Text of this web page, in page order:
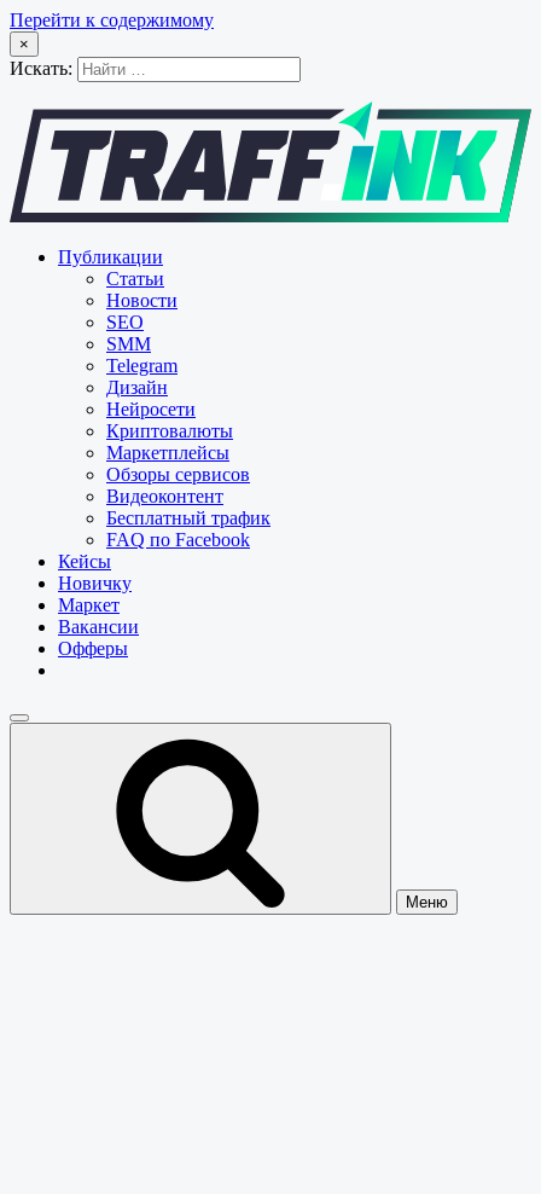
Перейти к содержимому
×
Искать:
Публикации
Статьи
Новости
SEO
SMM
Telegram
Дизайн
Нейросети
Криптовалюты
Маркетплейсы
Обзоры сервисов
Видеоконтент
Бесплатный трафик
FAQ по Facebook
Кейсы
Новичку
Маркет
Вакансии
Офферы
Меню